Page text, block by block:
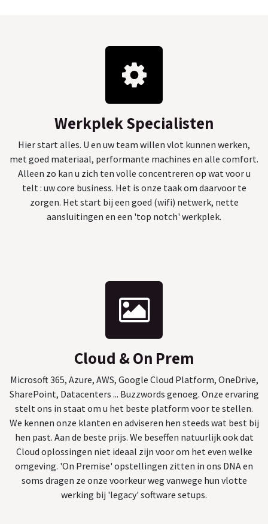
Werkplek Specialisten
Hier start alles. U en uw team willen vlot kunnen werken,
met goed materiaal, performante machines en alle comfort.
Alleen zo kan u zich ten volle concentreren op wat voor u
telt : uw core business. Het is onze taak om daarvoor te
zorgen. Het start bij een goed (wifi) netwerk, nette
aansluitingen en een 'top notch' werkplek.
Cloud & On Prem
Microsoft 365, Azure, AWS, Google Cloud Platform, OneDrive,
SharePoint, Datacenters ... Buzzwords genoeg. Onze ervaring
stelt ons in staat om u het beste platform voor te stellen.
We kennen onze klanten en adviseren hen steeds wat best bij
hen past. Aan de beste prijs. We beseffen natuurlijk ook dat
Cloud oplossingen niet ideaal zijn voor om het even welke
omgeving. 'On Premise' opstellingen zitten in ons DNA en
soms dragen ze onze voorkeur weg vanwege hun vlotte
werking bij 'legacy' software setups.